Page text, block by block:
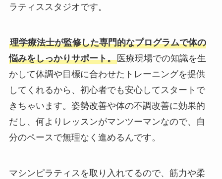
ラティススタジオです。
理学療法士が監修した専門的なプログラムで体の
悩みをしっかりサポート。医療現場での知識を生
かして体調や目標に合わせたトレーニングを提供
してくれるから、初心者でも安心してスタートで
きちゃいます。姿勢改善や体の不調改善に効果的
だし、何よりレッスンがマンツーマンなので、自
分のペースで無理なく進めるんです。
マシンピラティスを取り入れてるので、筋力や柔